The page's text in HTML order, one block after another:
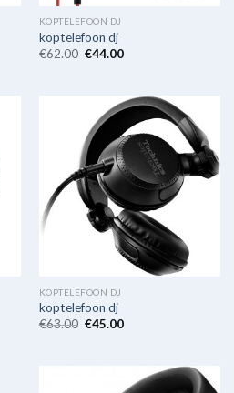
KOPTELEFOON DJ
koptelefoon dj
€62.00 €44.00
KOPTELEFOON DJ
koptelefoon dj
€63.00 €45.00